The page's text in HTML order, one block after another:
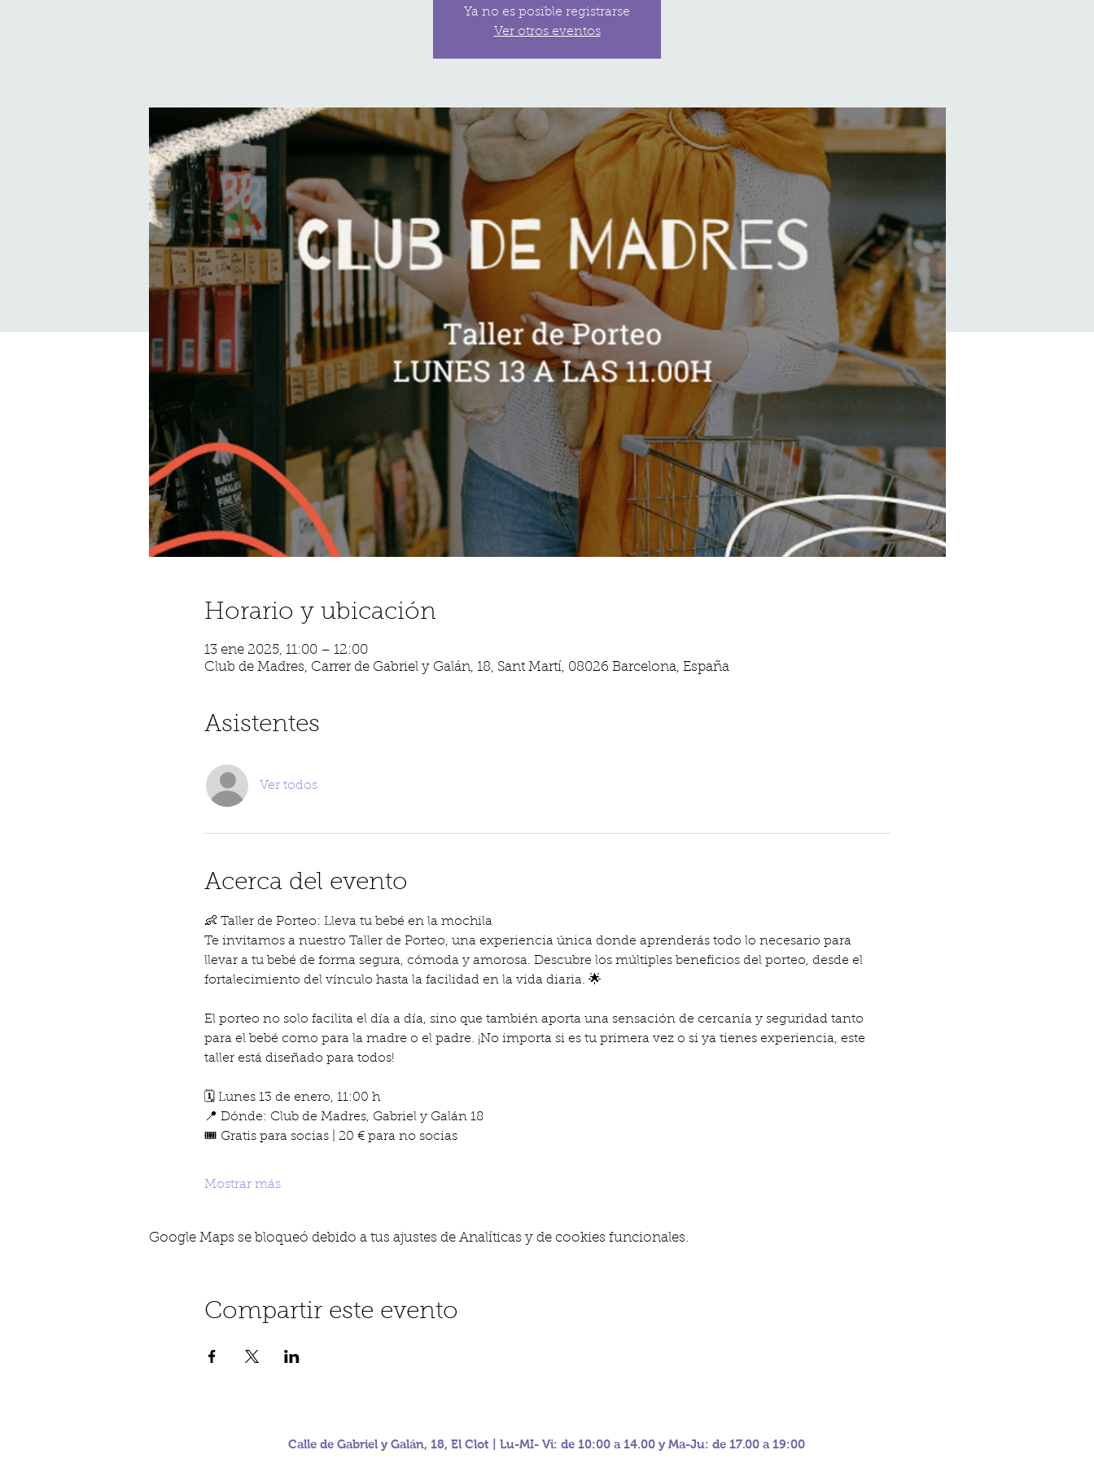
Ya no es posible registrarse
Ver otros eventos
Horario y ubicación
13 ene 2025, 11:00 – 12:00
Club de Madres, Carrer de Gabriel y Galán, 18, Sant Martí, 08026 Barcelona, España
Asistentes
Ver todos
Acerca del evento
👶 Taller de Porteo: Lleva tu bebé en la mochila
Te invitamos a nuestro Taller de Porteo, una experiencia única donde aprenderás todo lo necesario para
llevar a tu bebé de forma segura, cómoda y amorosa. Descubre los múltiples beneficios del porteo, desde el
fortalecimiento del vínculo hasta la facilidad en la vida diaria. 🌟
El porteo no solo facilita el día a día, sino que también aporta una sensación de cercanía y seguridad tanto
para el bebé como para la madre o el padre. ¡No importa si es tu primera vez o si ya tienes experiencia, este
taller está diseñado para todos!
🗓️ Lunes 13 de enero, 11:00 h
📍 Dónde: Club de Madres, Gabriel y Galán 18
🎟️ Gratis para socias | 20 € para no socias
Mostrar más
Google Maps se bloqueó debido a tus ajustes de Analíticas y de cookies funcionales.
Compartir este evento
Calle de Gabriel y Galán, 18, El Clot | Lu-MI- Vi: de 10:00 a 14.00 y Ma-Ju: de 17.00 a 19:00